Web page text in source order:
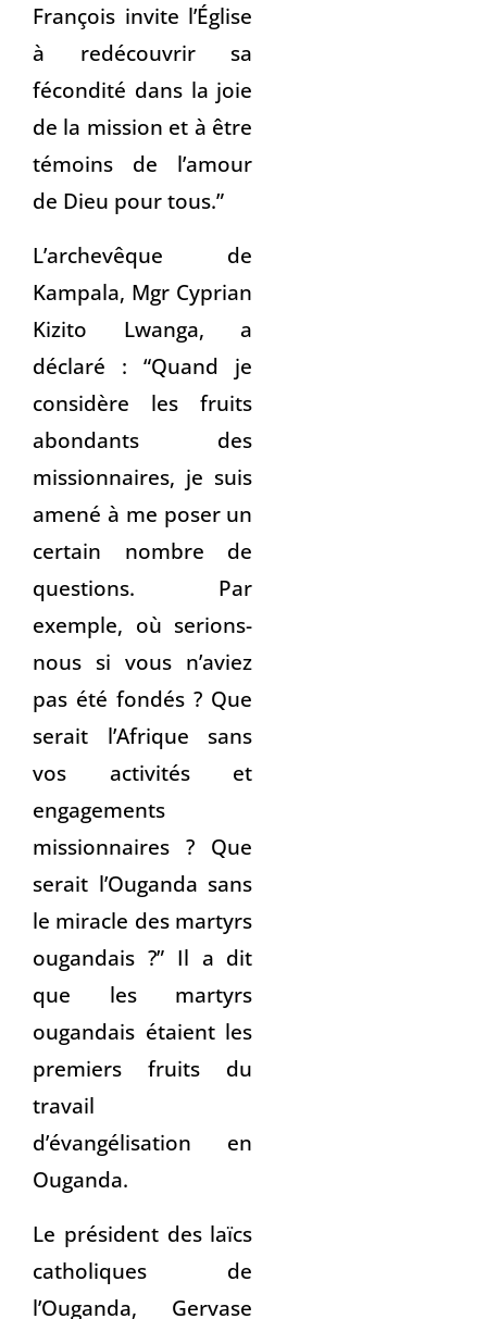
François invite l’Église
à redécouvrir sa
fécondité dans la joie
de la mission et à être
témoins de l’amour
de Dieu pour tous.”
L’archevêque de
Kampala, Mgr Cyprian
Kizito Lwanga, a
déclaré : “Quand je
considère les fruits
abondants des
missionnaires, je suis
amené à me poser un
certain nombre de
questions. Par
exemple, où serions-
nous si vous n’aviez
pas été fondés ? Que
serait l’Afrique sans
vos activités et
engagements
missionnaires ? Que
serait l’Ouganda sans
le miracle des martyrs
ougandais ?” Il a dit
que les martyrs
ougandais étaient les
premiers fruits du
travail
d’évangélisation en
Ouganda.
Le président des laïcs
catholiques de
l’Ouganda, Gervase